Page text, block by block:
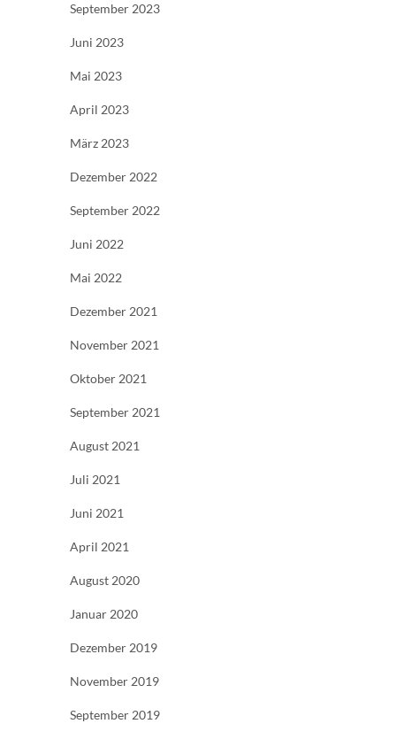
September 2023
Juni 2023
Mai 2023
April 2023
März 2023
Dezember 2022
September 2022
Juni 2022
Mai 2022
Dezember 2021
November 2021
Oktober 2021
September 2021
August 2021
Juli 2021
Juni 2021
April 2021
August 2020
Januar 2020
Dezember 2019
November 2019
September 2019